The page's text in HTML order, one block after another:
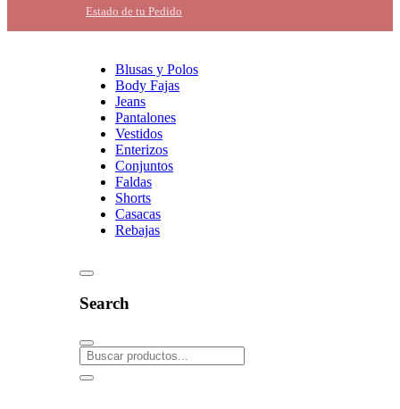
Estado de tu Pedido
Blusas y Polos
Body Fajas
Jeans
Pantalones
Vestidos
Enterizos
Conjuntos
Faldas
Shorts
Casacas
Rebajas
Search